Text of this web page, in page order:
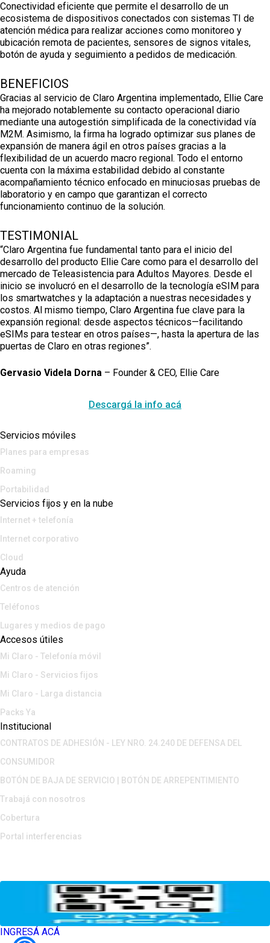
Conectividad eficiente que permite el desarrollo de un
ecosistema de dispositivos conectados con sistemas TI de
atención médica para realizar acciones como monitoreo y
ubicación remota de pacientes, sensores de signos vitales,
botón de ayuda y seguimiento a pedidos de medicación.
BENEFICIOS
Gracias al servicio de Claro Argentina implementado, Ellie Care
ha mejorado notablemente su contacto operacional diario
mediante una autogestión simplificada de la conectividad vía
M2M. Asimismo, la firma ha logrado optimizar sus planes de
expansión de manera ágil en otros países gracias a la
flexibilidad de un acuerdo macro regional. Todo el entorno
cuenta con la máxima estabilidad debido al constante
acompañamiento técnico enfocado en minuciosas pruebas de
laboratorio y en campo que garantizan el correcto
funcionamiento continuo de la solución.
TESTIMONIAL
“Claro Argentina fue fundamental tanto para el inicio del
desarrollo del producto Ellie Care como para el desarrollo del
mercado de Teleasistencia para Adultos Mayores. Desde el
inicio se involucró en el desarrollo de la tecnología eSIM para
los smartwatches y la adaptación a nuestras necesidades y
costos. Al mismo tiempo, Claro Argentina fue clave para la
expansión regional: desde aspectos técnicos—facilitando
eSIMs para testear en otros países—, hasta la apertura de las
puertas de Claro en otras regiones”.
Gervasio Videla Dorna – Founder & CEO, Ellie Care
Descargá la info acá
Servicios móviles
Planes para empresas
Roaming
Portabilidad
Servicios fijos y en la nube
Internet + telefonía
Internet corporativo
Cloud
Ayuda
Centros de atención
Teléfonos
Lugares y medios de pago
Accesos útiles
Mi Claro - Telefonía móvil
Mi Claro - Servicios fijos
Mi Claro - Larga distancia
Packs Ya
Institucional
CONTRATOS DE ADHESIÓN - LEY NRO. 24.240 DE DEFENSA DEL
CONSUMIDOR
BOTÓN DE BAJA DE SERVICIO | BOTÓN DE ARREPENTIMIENTO
Trabajá con nosotros
Cobertura
Portal interferencias
INGRESÁ ACÁ